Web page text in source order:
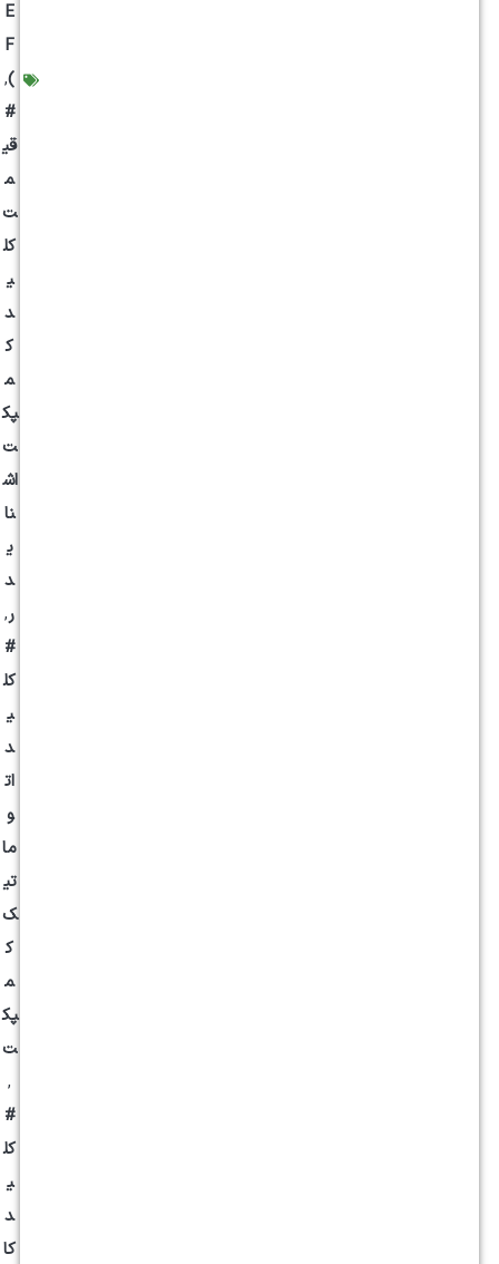
E
F
)
,
#
قی
م
ت
کل
ی
د
ک
م
پک
ت
اش
نا
ی
د
ر,
#
کل
ی
د
ات
و
ما
تی
ک
ک
م
پک
ت
,
#
کل
ی
د
کا